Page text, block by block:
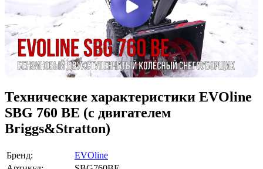
Технические характеристики EVOline
SBG 760 BE (с двигателем
Briggs&Stratton)
Бренд:
EVOline